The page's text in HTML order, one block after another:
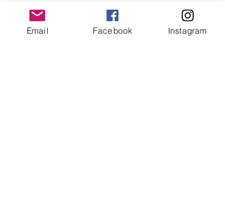
qualité (6 mm)
•Personnalisation du texte
Email Facebook Instagram